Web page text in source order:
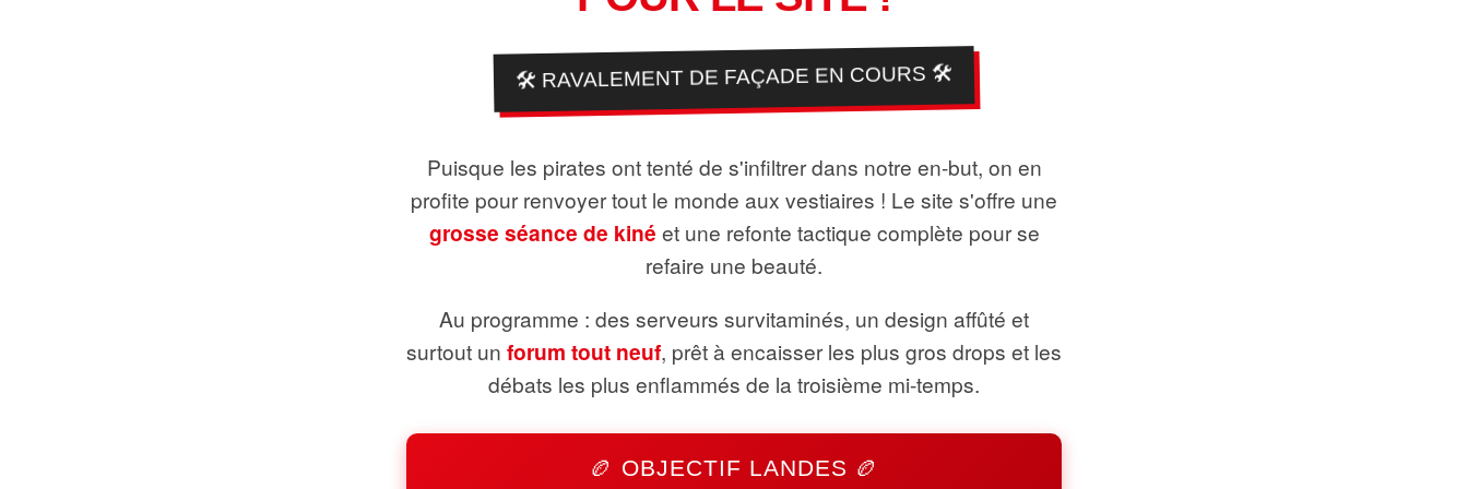
🛠️ RAVALEMENT DE FAÇADE EN COURS 🛠️
Puisque les pirates ont tenté de s'infiltrer dans notre en-but, on en
profite pour renvoyer tout le monde aux vestiaires ! Le site s'offre une
grosse séance de kiné et une refonte tactique complète pour se
refaire une beauté.
Au programme : des serveurs survitaminés, un design affûté et
surtout un forum tout neuf, prêt à encaisser les plus gros drops et les
débats les plus enflammés de la troisième mi-temps.
🏉 OBJECTIF LANDES 🏉